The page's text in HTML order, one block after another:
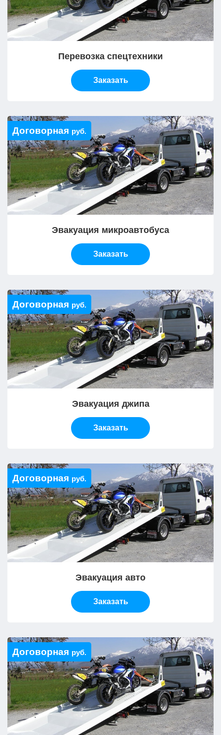
Перевозка спецтехники
Заказать
Договорная руб.
Эвакуация микроавтобуса
Заказать
Договорная руб.
Эвакуация джипа
Заказать
Договорная руб.
Эвакуация авто
Заказать
Договорная руб.